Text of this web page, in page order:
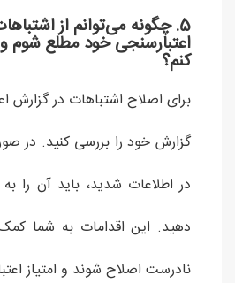
5. چگونه می‌توانم از
اعتبارسنجی خود مطلع شوم
کنم؟
برای اصلاح اشتباهات در گزارش
گزارش خود را بررسی کنید. در
در اطلاعات شدید، باید آن را
دهید. این اقدامات به شما
نادرست اصلاح شوند و امتیاز